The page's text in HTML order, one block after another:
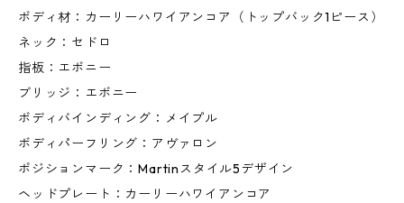
ボディ材：カーリーハワイアンコア（トップバック1ピース）
ネック：セドロ
指板：エボニー
ブリッジ：エボニー
ボディバインディング：メイプル
ボディパーフリング：アヴァロン
ポジションマーク：Martinスタイル5デザイン
ヘッドプレート：カーリーハワイアンコア